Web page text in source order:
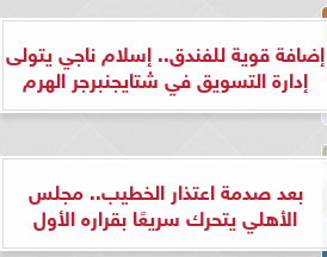
إضافة قوية للفندق.. إسلام ناجي يتولى
إدارة التسويق في شتايجنبرجر الهرم
بعد صدمة اعتذار الخطيب.. مجلس
الأهلي يتحرك سريعًا بقراره الأول